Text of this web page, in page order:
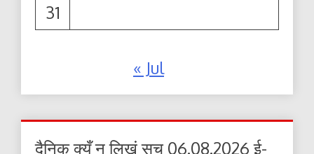
31
« Jul
दैनिक क्यूँ न लिखूं सच 06.08.2026 ई-